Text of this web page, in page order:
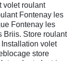
volet roulant
Fontenay les
Fontenay les
Briis. Store roulant
volet
store